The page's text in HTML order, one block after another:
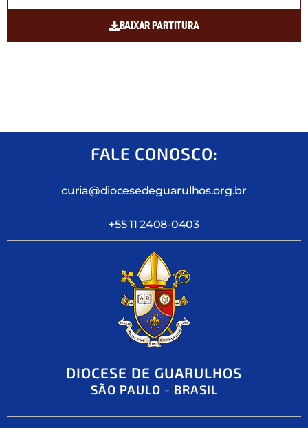
BAIXAR PARTITURA
FALE CONOSCO:
curia@diocesedeguarulhos.org.br
+55 11 2408-0403
DIOCESE DE GUARULHOS
SÃO PAULO - BRASIL